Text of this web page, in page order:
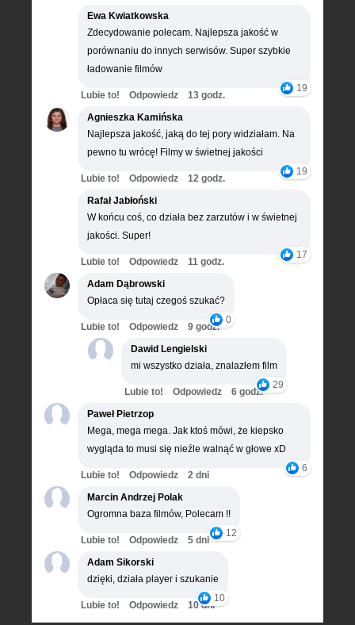
Ewa Kwiatkowska
Zdecydowanie polecam. Najlepsza jakość w
porównaniu do innych serwisów. Super szybkie
ładowanie filmów
19
Lubie to! Odpowiedz
13 godz.
Agnieszka Kamińska
Najlepsza jakość, jaką do tej pory widziałam. Na
pewno tu wrócę! Filmy w świetnej jakości
19
Lubie to! Odpowiedz
12 godz.
Rafał Jabłoński
W końcu coś, co działa bez zarzutów i w świetnej
jakości. Super!
17
Lubie to! Odpowiedz
11 godz.
Adam Dąbrowski
Opłaca się tutaj czegoś szukać?
0
Lubie to! Odpowiedz
9 godz.
Dawid Lengielski
mi wszystko działa, znalazłem film
29
Lubie to! Odpowiedz
6 godz.
Paweł Pietrzop
Mega, mega mega. Jak ktoś mówi, że kiepsko
wygląda to musi się nieźle walnąć w głowe xD
6
Lubie to! Odpowiedz
2 dni
Marcin Andrzej Polak
Ogromna baza filmów, Polecam !!
12
Lubie to! Odpowiedz
5 dni
Adam Sikorski
dzięki, działa player i szukanie
10
Lubie to! Odpowiedz 10 dni